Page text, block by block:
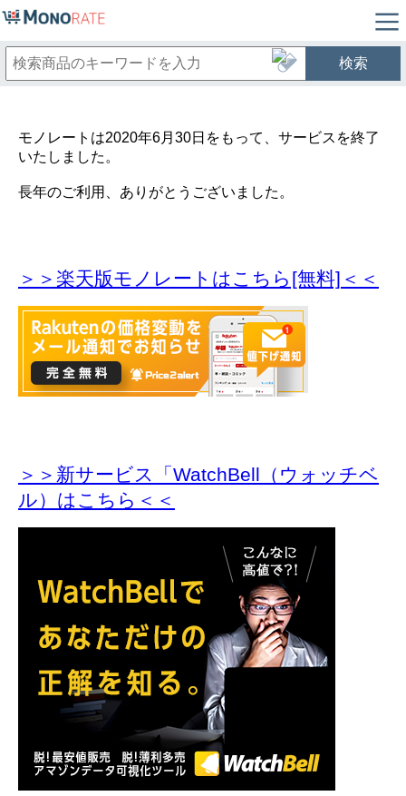
検索
モノレートは2020年6月30日をもって、サービスを終了
いたしました。
長年のご利用、ありがとうございました。
＞＞楽天版モノレートはこちら[無料]＜＜
＞＞新サービス「WatchBell（ウォッチベ
ル）はこちら＜＜